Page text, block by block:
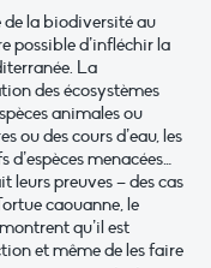
de la biodiversité au
possible d’infléchir la
La
des écosystèmes
animales ou
ou des cours d’eau, les
menacées…
leurs preuves – des cas
caouanne, le
qu’il est
et même de les faire